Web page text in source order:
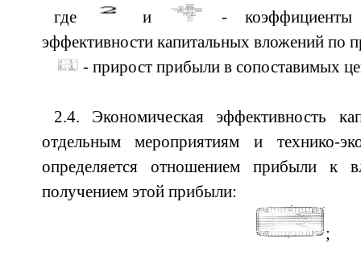
где
и
- коэффициенты
эффективности капитальных вложений по
- прирост прибыли в сопоставимых
2.4. Экономическая эффективность
отдельным мероприятиям и технико-
определяется отношением прибыли к
получением этой прибыли:
;